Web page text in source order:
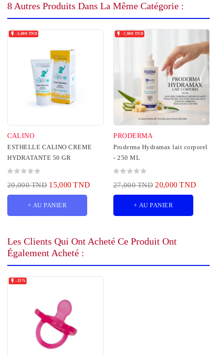
8 Autres Produits Dans La Même Catégorie :
 -5,000 TND
CALINO
ESTHELLE CALINO CREME
HYDRATANTE 50 GR
20,000 TND 15,000 TND
+ AU PANIER
 -7,000 TND
PRODERMA
Proderma Hydramax lait corporel
- 250 ML
27,000 TND 20,000 TND
+ AU PANIER
Les Clients Qui Ont Acheté Ce Produit Ont
Également Acheté :
 -25%